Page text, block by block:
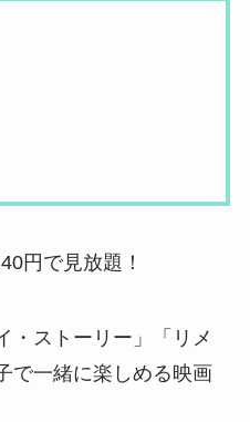
円で見放題！
・ストーリー」「リメ
で一緒に楽しめる映画